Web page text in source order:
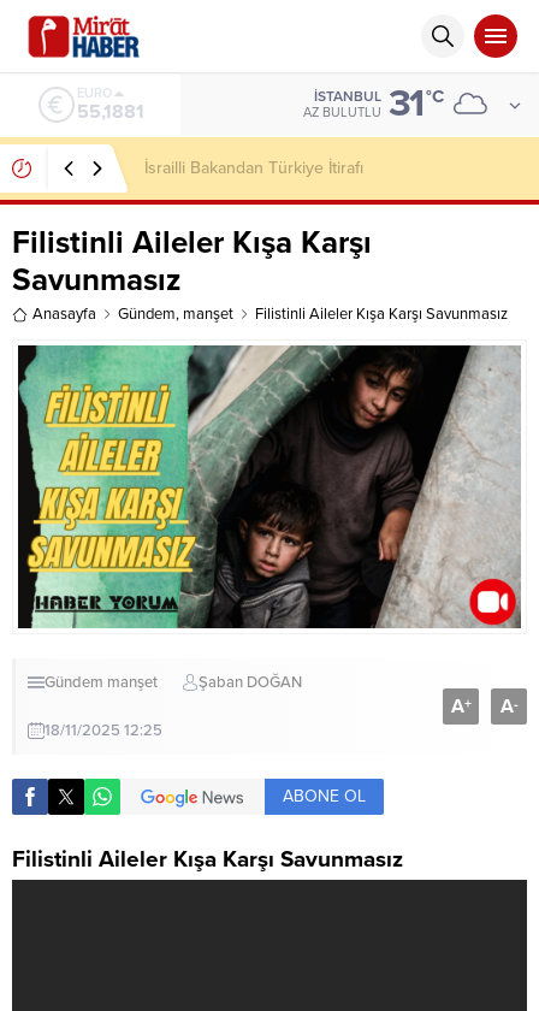
ALTIN
6.660,55
İSTANBUL
AZ BULUTLU 31°C
KARDEŞ KARDEŞE DÜŞÜYORSA, MİRAS MI
BÜYÜDÜ; DÜNYA MI?
Filistinli Aileler Kışa Karşı
Savunmasız
Anasayfa Gündem, manşet Filistinli Aileler Kışa Karşı Savunmasız
Gündem manşet Şaban DOĞAN
18/11/2025 12:25
A+ A-
ABONE OL
Filistinli Aileler Kışa Karşı Savunmasız